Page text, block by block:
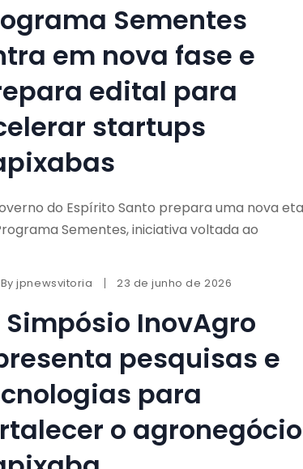
Sementes
em nova fase e
edital para
startups
do Espírito Santo prepara uma nova
Sementes, iniciativa voltada ao
Byjpnewsvitoria 23 de junho de 2026
Simpósio InovAgro
pesquisas e
para
o agronegócio